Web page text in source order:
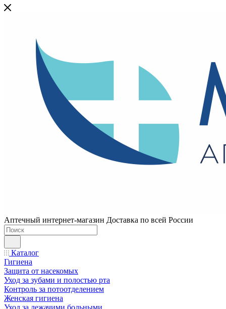
Аптечный интернет-магазин Доставка по всей России
Каталог
Гигиена
Защита от насекомых
Уход за зубами и полостью рта
Контроль за потоотделением
Женская гигиена
Уход за лежачими больными